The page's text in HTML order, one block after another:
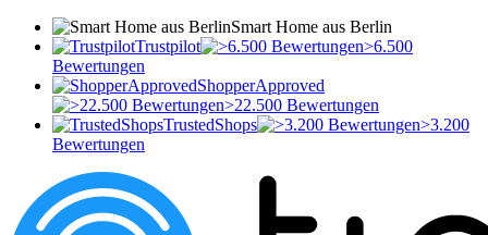
Smart Home aus Berlin
Trustpilot
>6.500
Bewertungen
ShopperApproved
>22.500 Bewertungen
TrustedShops
>3.200
Bewertungen